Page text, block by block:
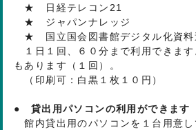
★ 日経テレコン21
★ ジャパンナレッジ
★ 国立国会図書館デジタル化資料
１日１回、６０分まで利用できます
もあります（１回）。
（印刷可：白黒１枚１０円）
● 貸出用パソコンの利用ができます
館内貸出用のパソコンを１台用意し